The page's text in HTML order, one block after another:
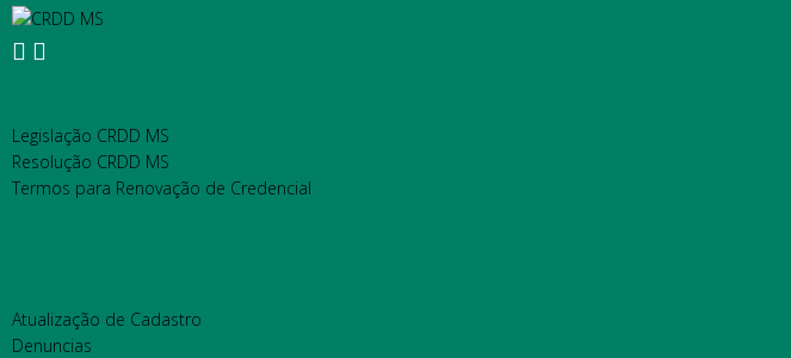
para
Legislação CRDD MS
Resolução CRDD MS
Termos para Renovação de Credencial
Atualização de Cadastro
Denuncias